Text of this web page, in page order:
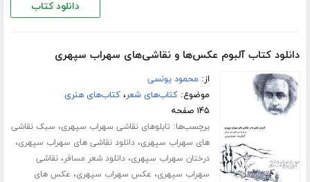
دانلود کتاب
دانلود کتاب آلبوم عکس‌ها و نقاشی‌های سهراب سپهری
از: محمود یونسی
موضوع:کتاب‌های شعر،کتاب‌های هنری
۱۴۵ صفحه
برچسب‌ها: تابلوهای نقاشی سهراب سپهری، سبک نقاشی
های سهراب سپهری،دانلود نقاشی های سهراب سپهری،
درختان سهراب سپهری،دانلود شعر مسافر،نقاشی
سهراب سپهری، عکس سهراب سپهری، عکس های